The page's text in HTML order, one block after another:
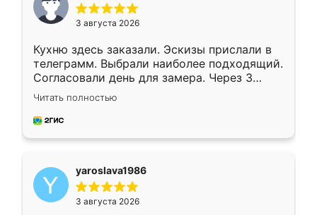
3 августа 2026
Кухню здесь заказали. Эскизы прислали в
телеграмм. Выбрали наиболее подходящий.
Согласовали день для замера. Через 3
недели кухня была уже готова. Остались
довольны работой. Спасибо Ренессанс
мебель за качественную работу!
Читать полностью
yaroslava1986
3 августа 2026